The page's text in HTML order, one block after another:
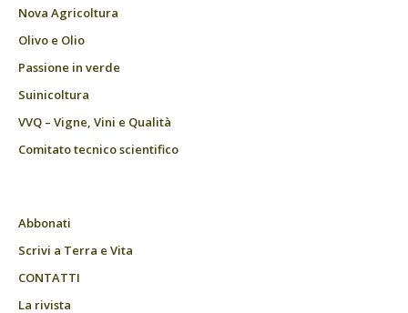
Nova Agricoltura
Olivo e Olio
Passione in verde
Suinicoltura
VVQ – Vigne, Vini e Qualità
Comitato tecnico scientifico
Abbonati
Scrivi a Terra e Vita
CONTATTI
La rivista